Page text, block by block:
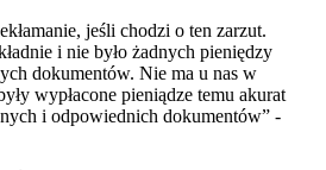
jeśli chodzi o ten zarzut.
i nie było żadnych pieniędzy
dokumentów. Nie ma u nas w
wypłacone pieniądze temu akurat
i odpowiednich dokumentów” -